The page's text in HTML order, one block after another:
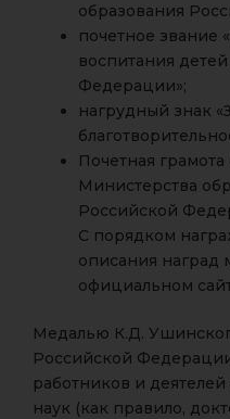
образования
почетное звание
воспитания
Федерации»;
нагрудный знак
Почетная
Министерства
Российской
С порядком
описания наград
официальном
Медалью К.Д.
Российской
работников и
наук (как правило,